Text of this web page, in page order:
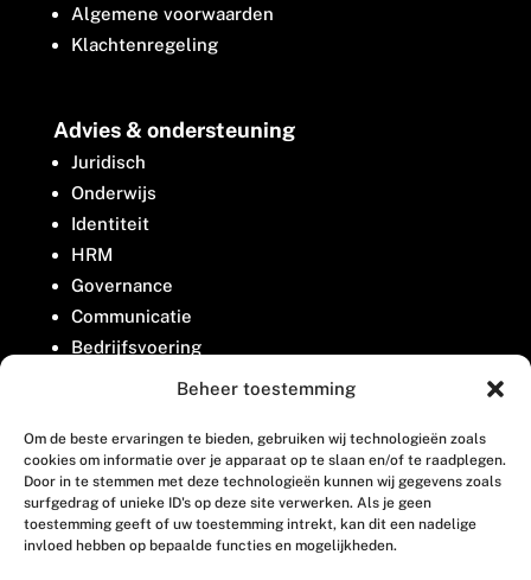
Beheer toestemming
Om de beste ervaringen te bieden, gebruiken wij technologieën zoals
cookies om informatie over je apparaat op te slaan en/of te raadplegen.
Door in te stemmen met deze technologieën kunnen wij gegevens zoals
surfgedrag of unieke ID's op deze site verwerken. Als je geen
toestemming geeft of uw toestemming intrekt, kan dit een nadelige
invloed hebben op bepaalde functies en mogelijkheden.
Algemene voorwaarden
Klachtenregeling
Advies & ondersteuning
Juridisch
Onderwijs
Identiteit
HRM
Governance
Communicatie
Bedrijfsvoering
Belangenbehartiging
Contact
Houttuinlaan 8
3447 GM Woerden